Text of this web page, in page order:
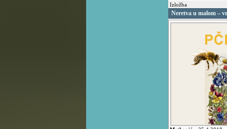
Izložba
Neretva u malom –